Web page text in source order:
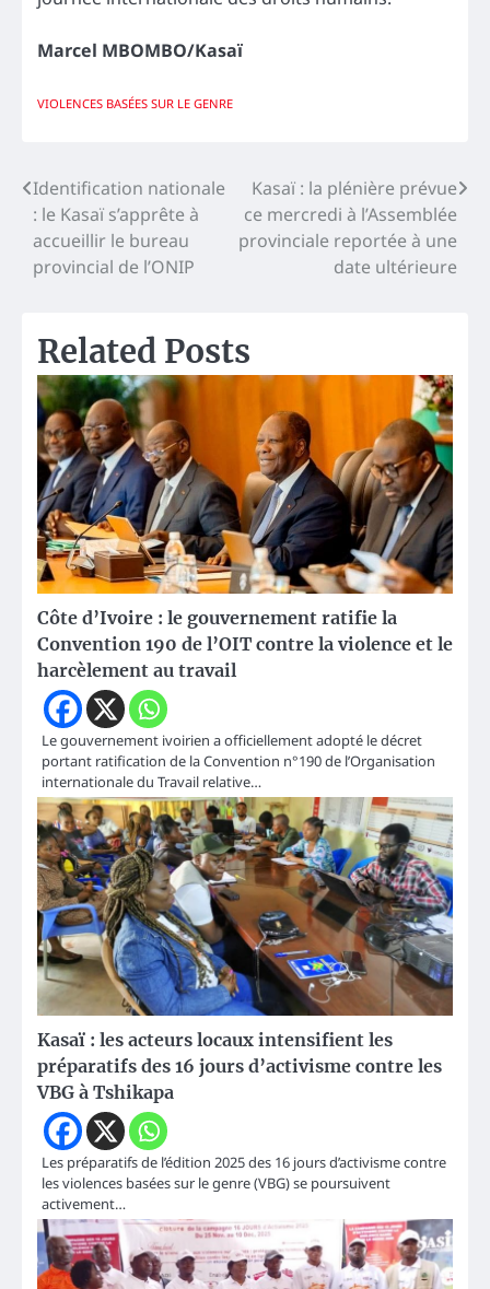
Marcel MBOMBO/Kasaï
VIOLENCES BASÉES SUR LE GENRE
Navigation
de
l’article
Identification nationale
: le Kasaï s’apprête à
accueillir le bureau
provincial de l’ONIP
Kasaï : la plénière prévue
ce mercredi à l’Assemblée
provinciale reportée à une
date ultérieure
Related Posts
Côte d’Ivoire : le gouvernement ratifie la
Convention 190 de l’OIT contre la violence et le
harcèlement au travail
Le gouvernement ivoirien a officiellement adopté le décret
portant ratification de la Convention n°190 de l’Organisation
internationale du Travail relative…
Kasaï : les acteurs locaux intensifient les
préparatifs des 16 jours d’activisme contre les
VBG à Tshikapa
Les préparatifs de l’édition 2025 des 16 jours d’activisme contre
les violences basées sur le genre (VBG) se poursuivent
activement…